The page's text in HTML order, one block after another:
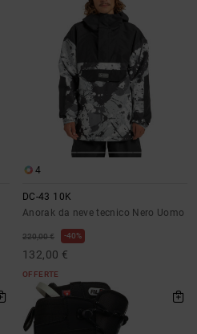
4
DC-43 10K
Anorak da neve tecnico Nero Uomo
220,00 € 40%
132,00 €
OFFERTE